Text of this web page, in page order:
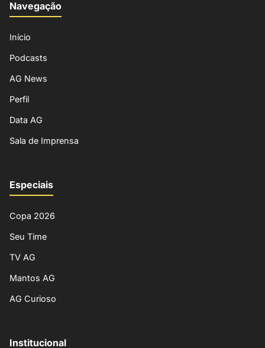
Navegação
Início
Podcasts
AG News
Perfil
Data AG
Sala de Imprensa
Especiais
Copa 2026
Seu Time
TV AG
Mantos AG
AG Curioso
Institucional